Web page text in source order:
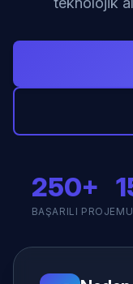
250+
BAŞARILI PROJE